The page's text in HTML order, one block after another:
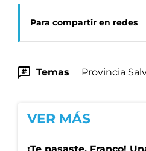
Para compartir en redes
Temas Provincia
VER MÁS